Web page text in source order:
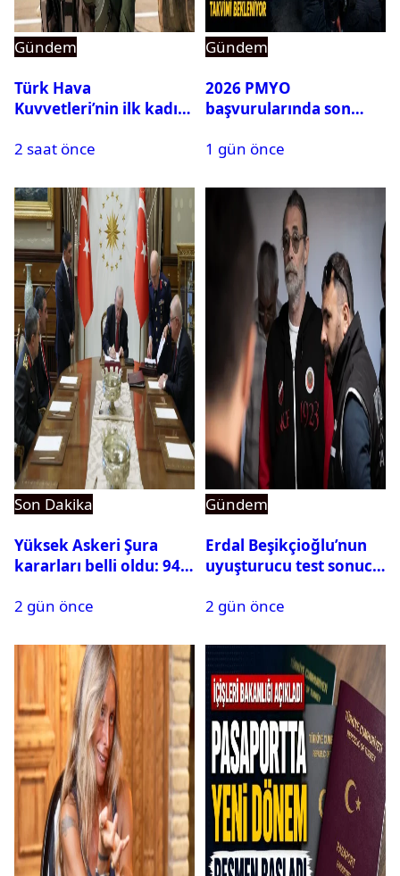
Gündem
Türk Hava
Kuvvetleri’nin ilk kadın
Karapınar hakkında
ortaya çıktı
2 saat önce
Gündem
2026 PMYO
başvurularında son
1 gün önce
Son Dakika
Yüksek Askeri Şura
kararları belli oldu: 94
2 gün önce
Gündem
Erdal Beşikçioğlu’nun
uyuşturucu test sonucu
2 gün önce